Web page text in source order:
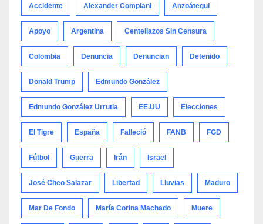
Accidente Alexander Compiani Anzoátegui
Apoyo Argentina Centellazos Sin Censura
Colombia Denuncia Denuncian Detenido
Donald Trump Edmundo González
Edmundo González Urrutia EE.UU Elecciones
El Tigre España Falleció FANB FGD
Fútbol Guerra Irán Israel
José Cheo Salazar Libertad Lluvias Maduro
Mar De Fondo María Corina Machado Muere